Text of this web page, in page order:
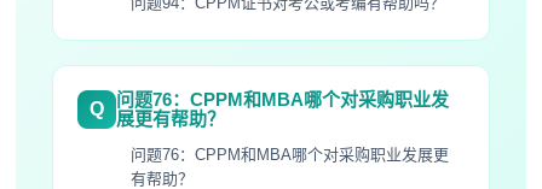
Q
问题76：CPPM和MBA哪个对采购职业发
展更有帮助？
问题76：CPPM和MBA哪个对采购职业发展更
有帮助？